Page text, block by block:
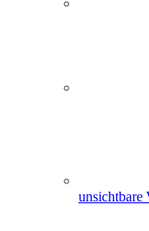
unsichtbare